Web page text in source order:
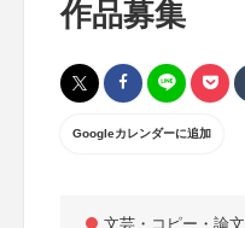
作品募集
Googleカレンダーに追加
文芸・コピー・論文